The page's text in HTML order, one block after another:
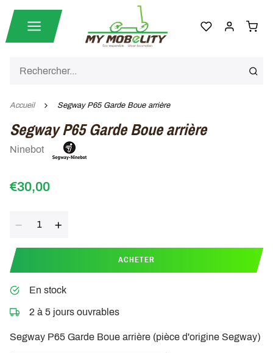
Accueil Segway P65 Garde Boue arrière
Segway P65 Garde Boue arrière
Ninebot
€30,00
ACHETER
En stock
2 à 5 jours ouvrables
Segway P65 Garde Boue arrière (pièce d'origine Segway)